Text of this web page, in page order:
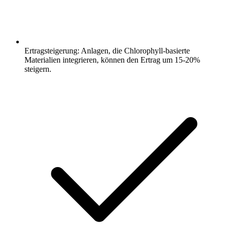
Ertragsteigerung: Anlagen, die Chlorophyll-basierte
Materialien integrieren, können den Ertrag um 15-20%
steigern.